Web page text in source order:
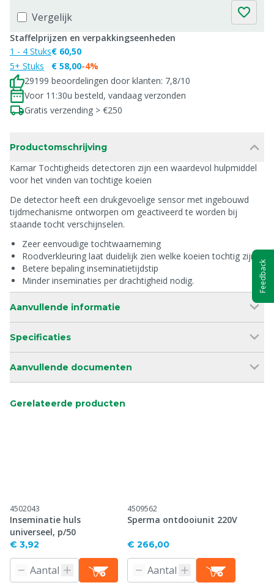
Vergelijk
Staffelprijzen en verpakkingseenheden
1 - 4 Stuks
5+ Stuks
€ 60,50
€ 58,00-4%
29199 beoordelingen door klanten: 7,8/10
Voor 11:30u besteld, vandaag verzonden
Gratis verzending > €250
Productomschrijving
Kamar Tochtigheids detectoren zijn een waardevol hulpmiddel
voor het vinden van tochtige koeien
De detector heeft een drukgevoelige sensor met ingebouwd
tijdmechanisme ontworpen om geactiveerd te worden bij
staande tocht verschijnselen.
Zeer eenvoudige tochtwaarneming
Roodverkleuring laat duidelijk zien welke koeien tochtig zijn
Betere bepaling inseminatietijdstip
Minder inseminaties per drachtigheid nodig.
Aanvullende informatie
Specificaties
Aanvullende documenten
Gerelateerde producten
4502043
Inseminatie huls
universeel, p/50
€ 3,92
4509562
Sperma ontdooiunit 220V
€ 266,00
Feedback